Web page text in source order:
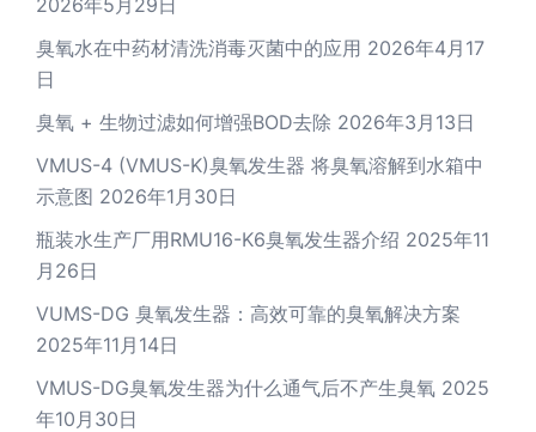
臭氧水在中药材清洗消毒灭菌中的应用 2026年4月17
日
臭氧 + 生物过滤如何增强BOD去除 2026年3月13日
VMUS-4 (VMUS-K)臭氧发生器 将臭氧溶解到水箱中
示意图 2026年1月30日
瓶装水生产厂用RMU16-K6臭氧发生器介绍 2025年11
月26日
VUMS-DG 臭氧发生器：高效可靠的臭氧解决方案
2025年11月14日
VMUS-DG臭氧发生器为什么通气后不产生臭氧 2025
年10月30日